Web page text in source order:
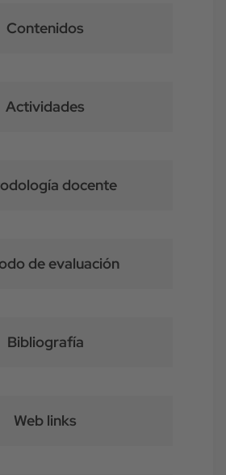
Contenidos
Actividades
docente
de evaluación
Bibliografía
Web links